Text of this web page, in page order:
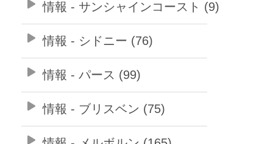
情報 - サンシャインコースト (9)
情報 - シドニー (76)
情報 - パース (99)
情報 - ブリスベン (75)